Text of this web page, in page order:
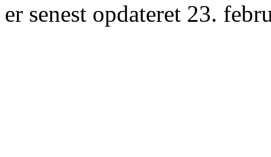
er senest opdateret 23.